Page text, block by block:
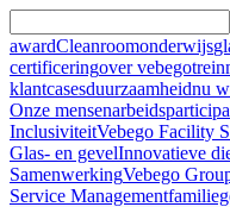
awardCleanroomonderwijs
certificeringover vebegotrein
klantcasesduurzaamheidnu
Onze mensen
InclusiviteitVebego Facility
Glas- en gevelInnovatieve
SamenwerkingVebego
Service Management